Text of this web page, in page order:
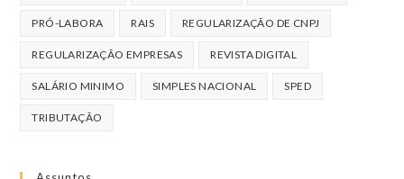
PRÓ-LABORA RAIS REGULARIZAÇÃO DE CNPJ
REGULARIZAÇÃO EMPRESAS REVISTA DIGITAL
SALÁRIO MINIMO SIMPLES NACIONAL SPED
TRIBUTAÇÃO